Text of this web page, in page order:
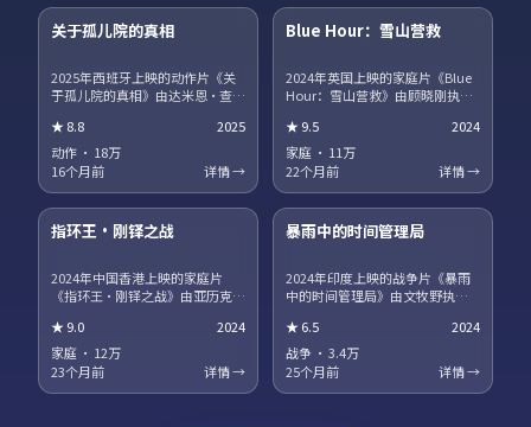
趋势
关于孤儿院的真相
2025年西班牙上映的动作片《关
于孤儿院的真相》由达米恩·查泽
宇、王一博领衔主演。爱情与信
仰在战争阴影下被反复考验，结
局留有回味空间。片尾彩蛋值得
留意，与世界观其他作品存在联
★8.8
2025
动作 · 18万
16个月前
详情 →
获奖
Blue Hour：雪山营救
2024年英国上映的家庭片《Blue
Hour：雪山营救》由顾晓刚执
衔主演。跨国追凶贯穿全片，动
作场面利落，文戏同样扎实。站
内提供多清晰度选择，观影体验
稳定流畅。
★9.5
2024
家庭 · 11万
22个月前
详情 →
热播
17集全
指环王·刚铎之战
2024年中国香港上映的家庭片
《指环王·刚铎之战》由亚历克斯
梅、役所广司领衔主演。科幻设
定服务于人物关系，探讨记忆、
身份与自由意志的边界。高清正
版资源同步更新，支持多终端流
★9.0
2024
家庭 · 12万
23个月前
详情 →
NEW
13集全
暴雨中的时间管理局
2024年印度上映的战争片《暴雨
中的时间管理局》由文牧野执
衔主演。法庭戏与街头戏对位，
正义主题在灰色地带被重新审
视。高清正版资源同步更新，支
持多终端流畅播放。
★6.5
2024
战争 · 3.4万
25个月前
详情 →